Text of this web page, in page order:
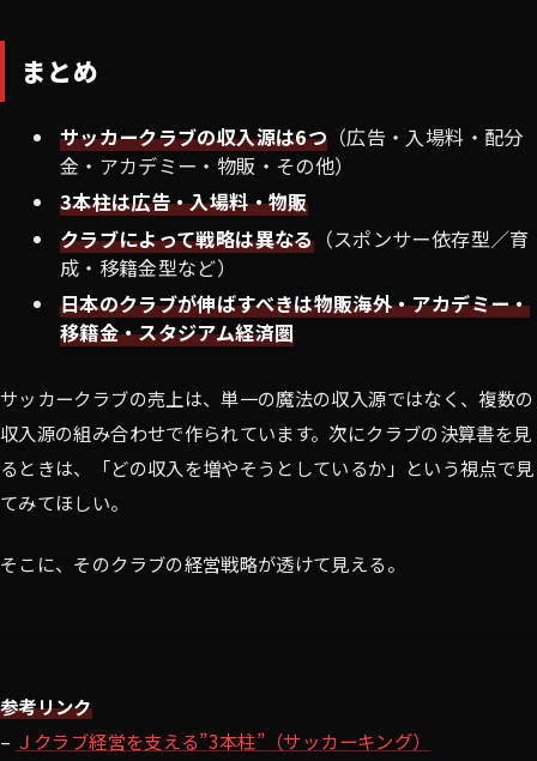
まとめ
サッカークラブの収入源は6つ （広告・入場料・配分
金・アカデミー・物販・その他）
3本柱は広告・入場料・物販
クラブによって戦略は異なる（スポンサー依存型／育
成・移籍金型など）
日本のクラブが伸ばすべきは物販海外・アカデミー・
移籍金・スタジアム経済圏
サッカークラブの売上は、単一の魔法の収入源ではなく、複数の
収入源の組み合わせで作られています。次にクラブの決算書を見
るときは、「どの収入を増やそうとしているか」という視点で見
てみてほしい。
そこに、そのクラブの経営戦略が透けて見える。
参考リンク
– Ｊクラブ経営を支える”3本柱”（サッカーキング）